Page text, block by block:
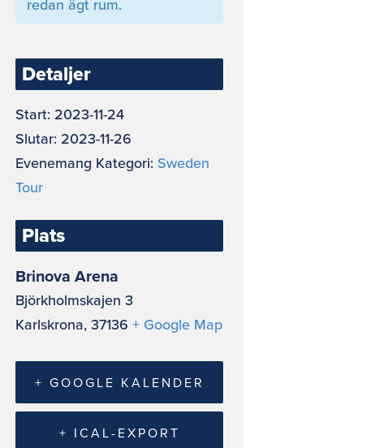
redan ägt rum.
Detaljer
Start: 2023-11-24
Slutar: 2023-11-26
Evenemang Kategori: Sweden
Tour
Plats
Brinova Arena
Björkholmskajen 3
Karlskrona, 37136 + Google Map
+ GOOGLE KALENDER
+ ICAL-EXPORT